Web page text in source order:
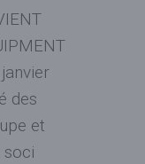
des
et
soci